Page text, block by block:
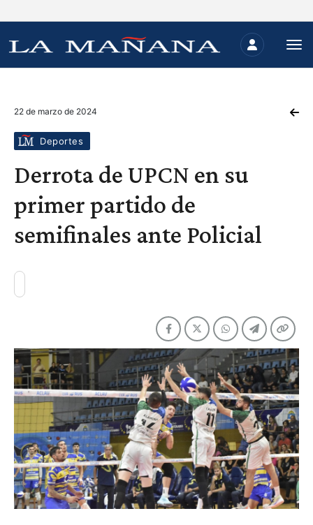
22 de marzo de 2024
Deportes
Derrota de UPCN en su
primer partido de
semifinales ante Policial